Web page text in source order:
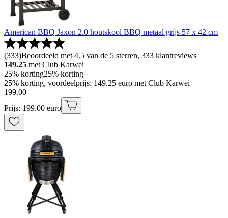
American BBQ Jaxon 2.0 houtskool BBQ metaal grijs 57 x 42 cm
(333)Beoordeeld met 4.5 van de 5 sterren, 333 klantreviews
149.25 met Club Karwei
25% korting25% korting
25% korting, voordeelprijs: 149.25 euro met Club Karwei
199.00
Prijs: 199.00 euro